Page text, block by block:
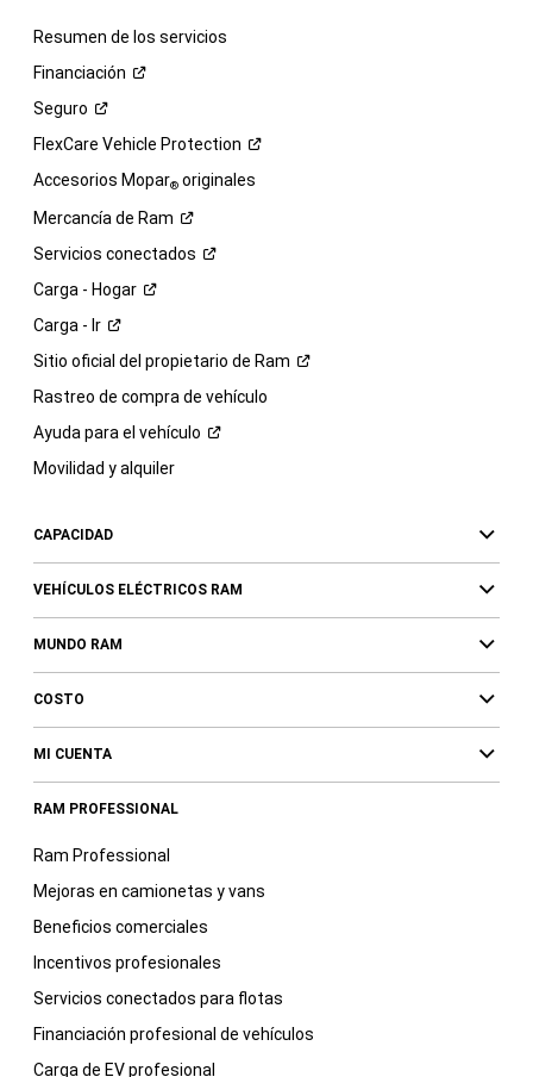
Resumen de los servicios
Financiación
Seguro
FlexCare Vehicle Protection
Accesorios Mopar®originales
Mercancía de Ram
Servicios conectados
Carga - Hogar
Carga - Ir
Sitio oficial del propietario de Ram
Rastreo de compra de vehículo
Ayuda para el vehículo
Movilidad y alquiler
CAPACIDAD
VEHÍCULOS ELÉCTRICOS RAM
MUNDO RAM
COSTO
MI CUENTA
RAM PROFESSIONAL
Ram Professional
Mejoras en camionetas y vans
Beneficios comerciales
Incentivos profesionales
Servicios conectados para flotas
Financiación profesional de vehículos
Carga de EV profesional